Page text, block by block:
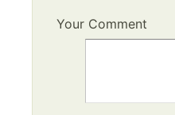
Your Comment